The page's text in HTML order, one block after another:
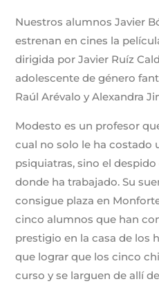
Nuestros alumnos Javier
estrenan en cines la
dirigida por Javier Ruíz
adolescente de género
Raúl Arévalo y Alexandra
Modesto es un profesor
cual no solo le ha costado
psiquiatras, sino el
donde ha trabajado. Su
consigue plaza en
cinco alumnos que han
prestigio en la casa de los
que lograr que los cinco
curso y se larguen de allí